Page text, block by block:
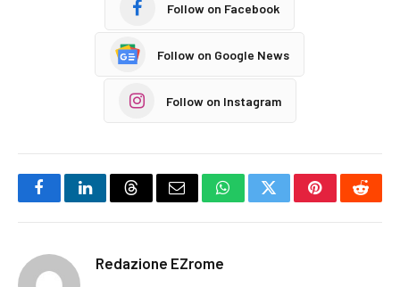
Follow on Facebook
Follow on Google News
Follow on Instagram
FacebookLinkedInThreadsEmail WhatsAppTwitterPinterest
Redazione EZrome